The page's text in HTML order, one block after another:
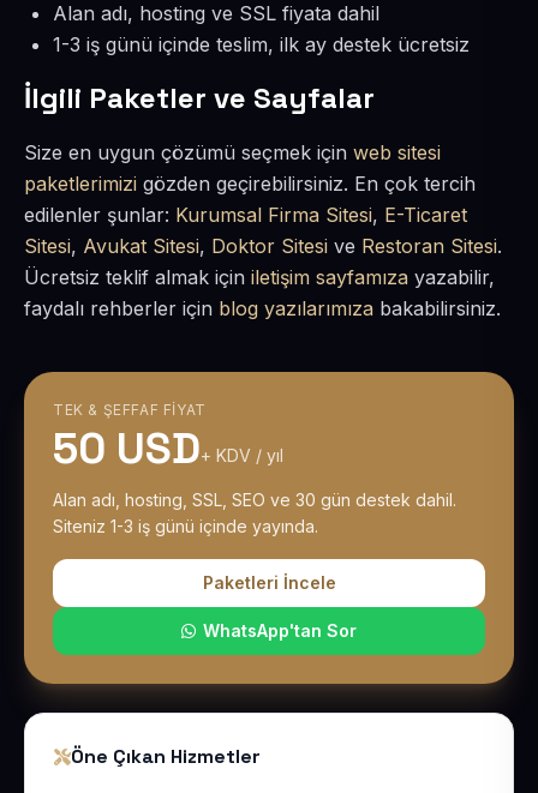
Alan adı, hosting ve SSL fiyata dahil
1-3 iş günü içinde teslim, ilk ay destek ücretsiz
İlgili Paketler ve Sayfalar
Size en uygun çözümü seçmek için web sitesi
paketlerimizi gözden geçirebilirsiniz. En çok tercih
edilenler şunlar: Kurumsal Firma Sitesi, E-Ticaret
Sitesi, Avukat Sitesi, Doktor Sitesi ve Restoran Sitesi.
Ücretsiz teklif almak için iletişim sayfamıza yazabilir,
faydalı rehberler için blog yazılarımıza bakabilirsiniz.
TEK & ŞEFFAF FIYAT
50 USD+ KDV / yıl
Alan adı, hosting, SSL, SEO ve 30 gün destek dahil.
Siteniz 1-3 iş günü içinde yayında.
Paketleri İncele
WhatsApp'tan Sor
Öne Çıkan Hizmetler